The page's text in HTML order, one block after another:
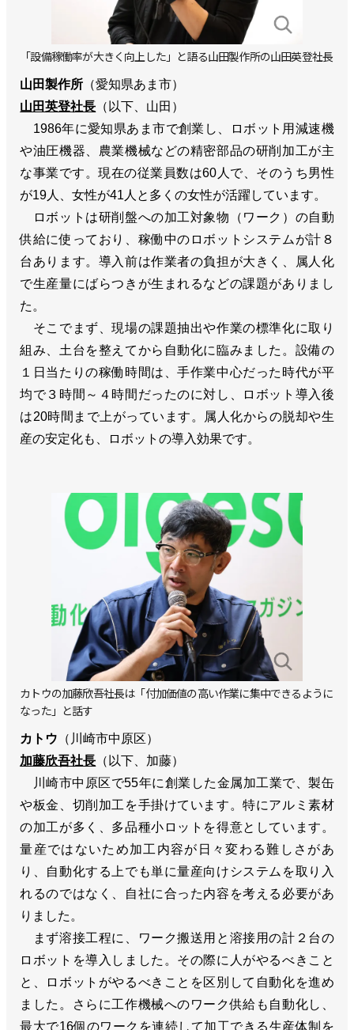
「設備稼働率が大きく向上した」と語る山田製作所の山田英登社長
山田製作所 （愛知県あま市）
山田英登社長 （以下、山田）
1986年に愛知県あま市で創業し、ロボット用減速機
や油圧機器、農業機械などの精密部品の研削加工が主
な事業です。現在の従業員数は60人で、そのうち男性
が19人、女性が41人と多くの女性が活躍しています。
ロボットは研削盤への加工対象物（ワーク）の自動
供給に使っており、稼働中のロボットシステムが計８
台あります。導入前は作業者の負担が大きく、属人化
で生産量にばらつきが生まれるなどの課題がありまし
た。
そこでまず、現場の課題抽出や作業の標準化に取り
組み、土台を整えてから自動化に臨みました。設備の
１日当たりの稼働時間は、手作業中心だった時代が平
均で３時間～４時間だったのに対し、ロボット導入後
は20時間まで上がっています。属人化からの脱却や生
産の安定化も、ロボットの導入効果です。
カトウの加藤欣吾社長は「付加価値の高い作業に集中できるように
なった」と話す
カトウ （川崎市中原区）
加藤欣吾社長 （以下、加藤）
川崎市中原区で55年に創業した金属加工業で、製缶
や板金、切削加工を手掛けています。特にアルミ素材
の加工が多く、多品種小ロットを得意としています。
量産ではないため加工内容が日々変わる難しさがあ
り、自動化する上でも単に量産向けシステムを取り入
れるのではなく、自社に合った内容を考える必要があ
りました。
まず溶接工程に、ワーク搬送用と溶接用の計２台の
ロボットを導入しました。その際に人がやるべきこと
と、ロボットがやるべきことを区別して自動化を進め
ました。さらに工作機械へのワーク供給も自動化し、
最大で16個のワークを連続して加工できる生産体制を